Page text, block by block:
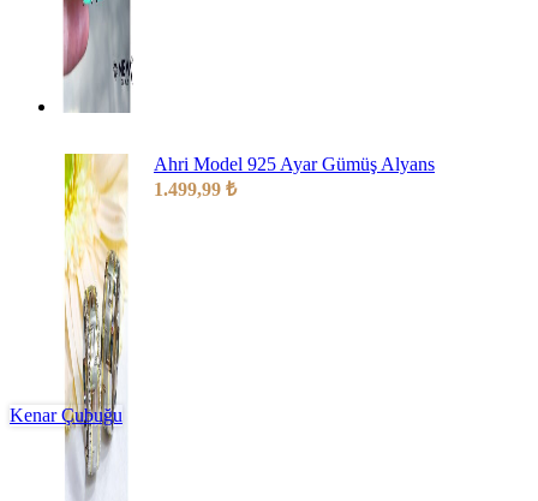
Ahri Model 925 Ayar Gümüş Alyans
1.499,99 ₺
Kenar Çubuğu